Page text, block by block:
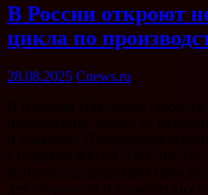
В России откроют
цикла по
28.08.2025 Cnews.ru